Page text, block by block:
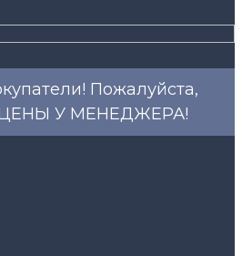
Пожалуйста,
У МЕНЕДЖЕРА!